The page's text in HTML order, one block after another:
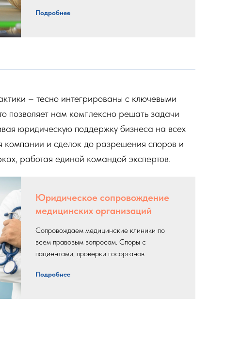
Подробнее
– тесно интегрированы с ключевыми
позволяет нам комплексно решать задачи
юридическую поддержку бизнеса на всех
компании и сделок до разрешения споров и
работая единой командой экспертов.
Юридическое сопровождение
медицинских организаций
Сопровождаем медицинские клиники по
всем правовым вопросам. Споры с
пациентами, проверки госорганов
Подробнее